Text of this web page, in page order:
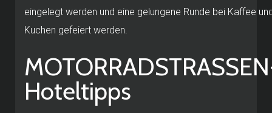
eingelegt werden und eine gelungene Runde bei Kaffee
Kuchen gefeiert werden.
Hoteltipps